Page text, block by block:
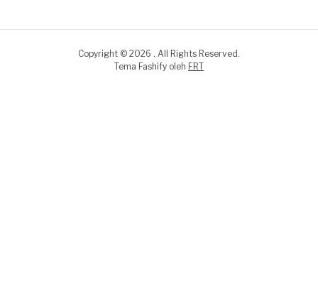
Copyright © 2026 . All Rights Reserved.
Tema Fashify oleh FRT